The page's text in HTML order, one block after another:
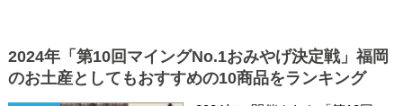
2024年「第10回マイングNo.1おみやげ決定戦」福岡
のお土産としてもおすすめの10商品をランキング